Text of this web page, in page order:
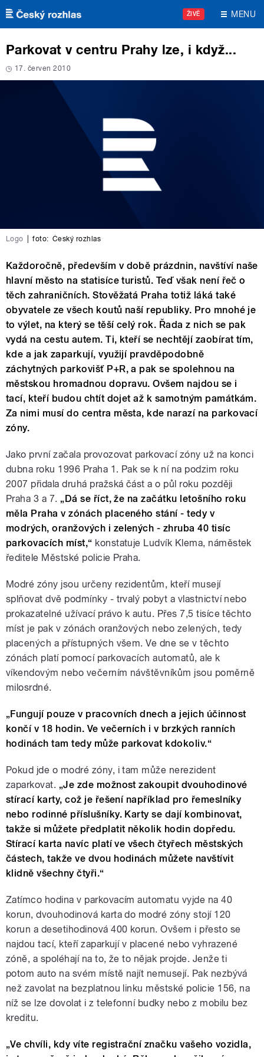
Přejít k hlavnímu obsahu
ŽIVĚ MENU
Parkovat v centru Prahy lze, i když...
17. červen 2010
Logo foto: Český rozhlas
Každoročně, především v době prázdnin, navštíví naše
hlavní město na statisíce turistů. Teď však není řeč o
těch zahraničních. Stověžatá Praha totiž láká také
obyvatele ze všech koutů naší republiky. Pro mnohé je
to výlet, na který se těší celý rok. Řada z nich se pak
vydá na cestu autem. Ti, kteří se nechtějí zaobírat tím,
kde a jak zaparkují, využijí pravděpodobně
záchytných parkovišť P+R, a pak se spolehnou na
městskou hromadnou dopravu. Ovšem najdou se i
tací, kteří budou chtít dojet až k samotným památkám.
Za nimi musí do centra města, kde narazí na parkovací
zóny.
Jako první začala provozovat parkovací zóny už na konci
dubna roku 1996 Praha 1. Pak se k ní na podzim roku
2007 přidala druhá pražská část a o půl roku později
Praha 3 a 7. „Dá se říct, že na začátku letošního roku
měla Praha v zónách placeného stání - tedy v
modrých, oranžových i zelených - zhruba 40 tisíc
parkovacích míst,“ konstatuje Ludvík Klema, náměstek
ředitele Městské policie Praha.
Modré zóny jsou určeny rezidentům, kteří musejí
splňovat dvě podmínky - trvalý pobyt a vlastnictví nebo
prokazatelné užívací právo k autu. Přes 7,5 tisíce těchto
míst je pak v zónách oranžových nebo zelených, tedy
placených a přístupných všem. Ve dne se v těchto
zónách platí pomocí parkovacích automatů, ale k
víkendovým nebo večerním návštěvníkům jsou poměrně
milosrdné.
„Fungují pouze v pracovních dnech a jejich účinnost
končí v 18 hodin. Ve večerních i v brzkých ranních
hodinách tam tedy může parkovat kdokoliv.“
Pokud jde o modré zóny, i tam může nerezident
zaparkovat. „Je zde možnost zakoupit dvouhodinové
stírací karty, což je řešení například pro řemeslníky
nebo rodinné příslušníky. Karty se dají kombinovat,
takže si můžete předplatit několik hodin dopředu.
Stírací karta navíc platí ve všech čtyřech městských
částech, takže ve dvou hodinách můžete navštívit
klidně všechny čtyři.“
Zatímco hodina v parkovacím automatu vyjde na 40
korun, dvouhodinová karta do modré zóny stojí 120
korun a desetihodinová 400 korun. Ovšem i přesto se
najdou tací, kteří zaparkují v placené nebo vyhrazené
zóně, a spoléhají na to, že to nějak projde. Jenže ti
potom auto na svém místě najít nemusejí. Pak nezbývá
než zavolat na bezplatnou linku městské policie 156, na
níž se lze dovolat i z telefonní budky nebo z mobilu bez
kreditu.
„Ve chvíli, kdy víte registrační značku vašeho vozidla,